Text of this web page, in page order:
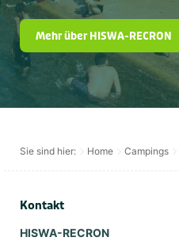
Mehr über HISWA-RECRON
Sie sind hier: Home Campings
Kontakt
HISWA-RECRON